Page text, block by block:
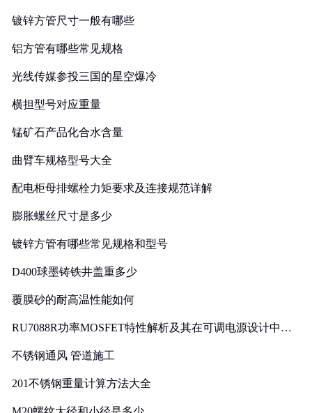
镀锌方管尺寸一般有哪些
铝方管有哪些常见规格
光线传媒参投三国的星空爆冷
横担型号对应重量
锰矿石产品化合水含量
曲臂车规格型号大全
配电柜母排螺栓力矩要求及连接规范详解
膨胀螺丝尺寸是多少
镀锌方管有哪些常见规格和型号
D400球墨铸铁井盖重多少
覆膜砂的耐高温性能如何
RU7088R功率MOSFET特性解析及其在可调电源设计中的
不锈钢通风 管道施工
201不锈钢重量计算方法大全